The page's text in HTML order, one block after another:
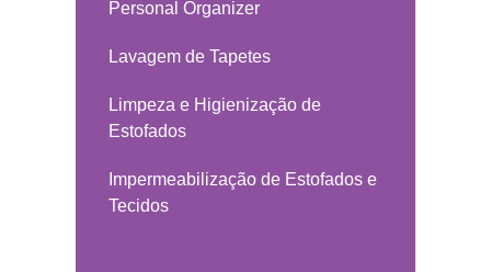
Personal Organizer
Lavagem de Tapetes
Limpeza e Higienização de
Estofados
Impermeabilização de Estofados e
Tecidos